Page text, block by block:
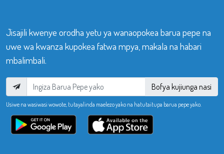
Jisajili kwenye orodha yetu ya wanaopokea barua pepe na
uwe wa kwanza kupokea fatwa mpya, makala na habari
mbalimbali.
Bofya kujiunga nasi
Usiwe na wasiwasi wowote, tutayalinda maelezo yako na hatutaitupa barua pepe yako.